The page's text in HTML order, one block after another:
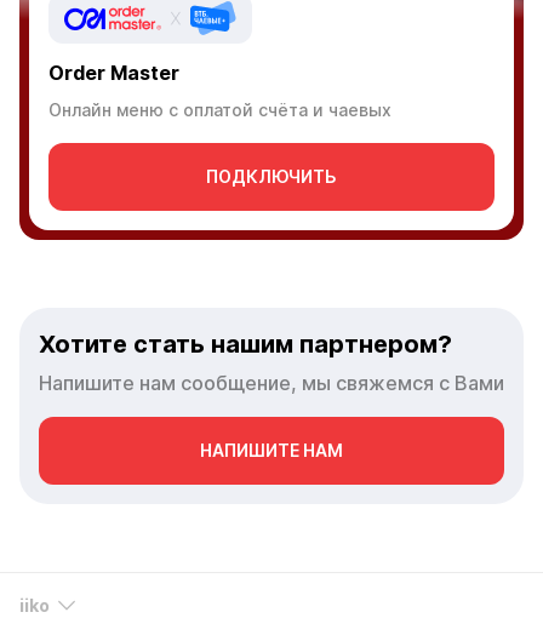
Order Master
Онлайн меню с оплатой счёта и чаевых
ПОДКЛЮЧИТЬ
Хотите стать нашим партнером?
Напишите нам сообщение, мы свяжемся с Вами
НАПИШИТЕ НАМ
iiko